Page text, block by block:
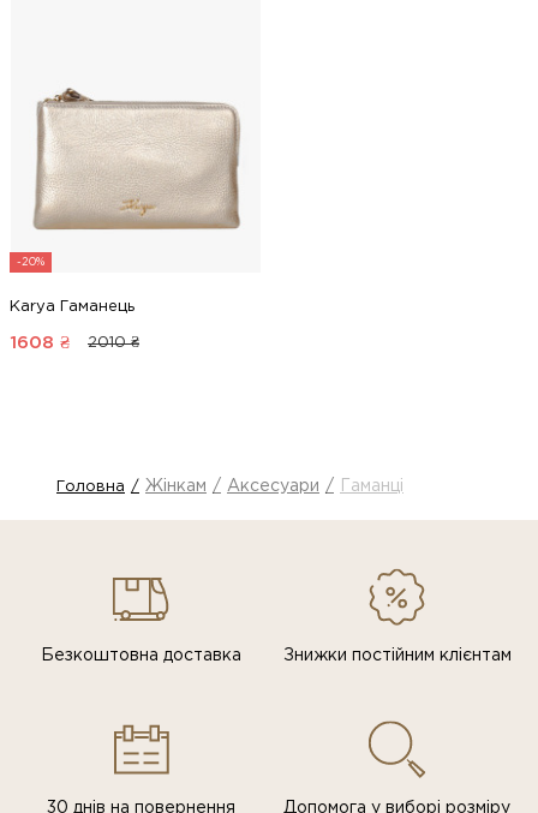
-20%
Karya Гаманець
1608 ₴ 2010 ₴
Головна Жінкам Аксесуари Гаманці
Безкоштовна доставка Знижки постiйним клiєнтам
30 днів на повернення Допомога у виборі розміру